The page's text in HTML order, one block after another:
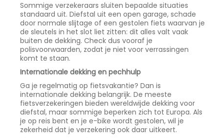
Sommige verzekeraars sluiten bepaalde situaties
standaard uit. Diefstal uit een open garage, schade
door normale slijtage of een gestolen fiets waarvan je
de sleutels in het slot liet zitten: dit alles valt vaak
buiten de dekking. Check dus vooraf je
polisvoorwaarden, zodat je niet voor verrassingen
komt te staan.
Internationale dekking en pechhulp
Ga je regelmatig op fietsvakantie? Dan is
internationale dekking belangrijk. De meeste
fietsverzekeringen bieden wereldwijde dekking voor
diefstal, maar sommige beperken zich tot Europa. Als
je op reis bent en je e-bike wordt gestolen, wil je
zekerheid dat je verzekering ook daar uitkeert.